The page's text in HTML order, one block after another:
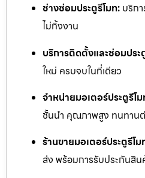
ช่างซ่อมประตูรีโมท: บริก
ไม่ทิ้งงาน
บริการติดตั้งและซ่อมประ
ใหม่ ครบจบในที่เดียว
จำหน่ายมอเตอร์ประตูรีโ
ชั้นนำ คุณภาพสูง ทนทาน
ร้านขายมอเตอร์ประตูรีโม
ส่ง พร้อมการรับประกันสิน